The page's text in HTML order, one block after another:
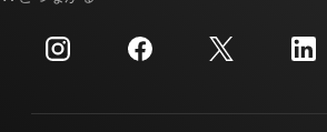
投資家向け情報
製造
カスタマー・サポート・センター
ご注文に関する FAQ